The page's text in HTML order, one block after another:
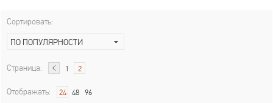
Сортировать:
ПО ПОПУЛЯРНОСТИ
Страница: 1 2
Отображать: 24 48 96